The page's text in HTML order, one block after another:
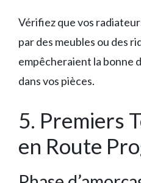
Vérifiez que vos
par des meubles ou des
empêcheraient la bonne
dans vos pièces.
5. Premiers
en Route